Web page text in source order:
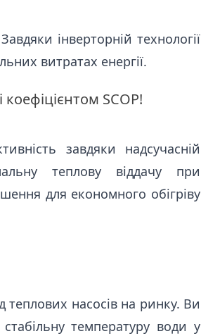
інверторній технології
витратах енергії.
SCOP!
завдяки надсучасній
теплову віддачу при
для економного обігріву
насосів на ринку. Ви
температуру води у